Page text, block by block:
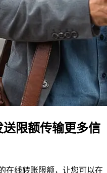
限额传输更多信
在线转账限额，让您可以在